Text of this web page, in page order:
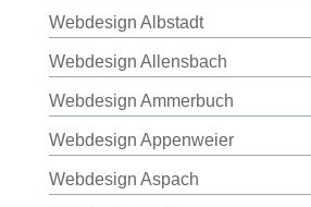
Webdesign Albstadt
Webdesign Allensbach
Webdesign Ammerbuch
Webdesign Appenweier
Webdesign Aspach